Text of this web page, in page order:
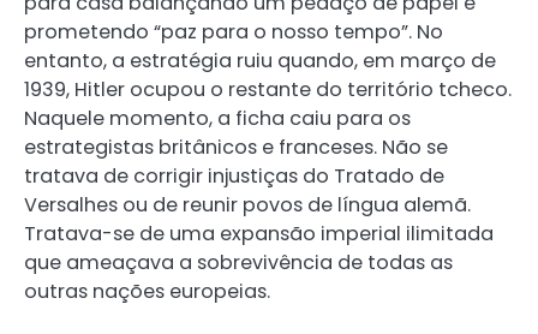
prometendo “paz para o nosso tempo”. No
entanto, a estratégia ruiu quando, em março de
1939, Hitler ocupou o restante do território tcheco.
Naquele momento, a ficha caiu para os
estrategistas britânicos e franceses. Não se
tratava de corrigir injustiças do Tratado de
Versalhes ou de reunir povos de língua alemã.
Tratava-se de uma expansão imperial ilimitada
que ameaçava a sobrevivência de todas as
outras nações europeias.